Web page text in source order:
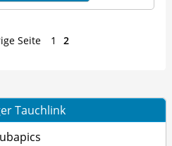
Seite 1 2
Tauchlink